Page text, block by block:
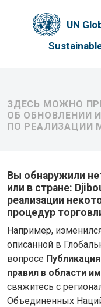
UN
ЗДЕСЬ МОЖНО
ОБ ОБНОВЛЕНИИ
ПО РЕАЛИЗАЦИИ
Вы обнаружили
или в стране:
реализации
процедур
Например,
описанной в
вопросе
правил в области
свяжитесь с
Объединенных